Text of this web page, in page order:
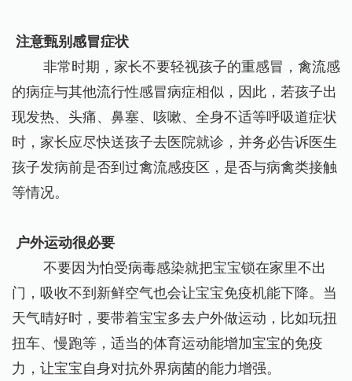
注意甄别感冒症状
非常时期，家长不要轻视孩子的重感冒，禽流感
的病症与其他流行性感冒病症相似，因此，若孩子出
现发热、头痛、鼻塞、咳嗽、全身不适等呼吸道症状
时，家长应尽快送孩子去医院就诊，并务必告诉医生
孩子发病前是否到过禽流感疫区，是否与病禽类接触
等情况。
户外运动很必要
不要因为怕受病毒感染就把宝宝锁在家里不出
门，吸收不到新鲜空气也会让宝宝免疫机能下降。当
天气晴好时，要带着宝宝多去户外做运动，比如玩扭
扭车、慢跑等，适当的体育运动能增加宝宝的免疫
力，让宝宝自身对抗外界病菌的能力增强。